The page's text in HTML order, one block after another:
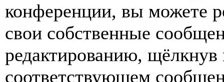
конференции, вы можете
свои собственные
редактированию,
соответствующем